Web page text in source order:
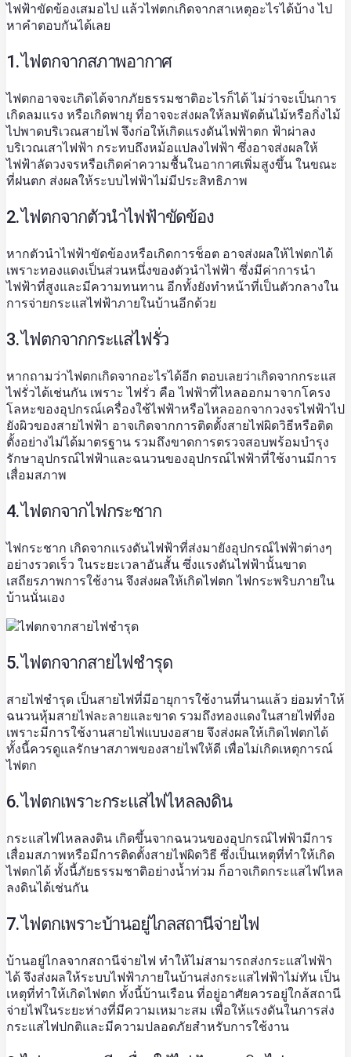
ไฟฟ้าขัดข้องเสมอไป แล้วไฟตกเกิดจากสาเหตุอะไรได้บ้าง ไป
หาคำตอบกันได้เลย
1. ไฟตกจากสภาพอากาศ
ไฟตกอาจจะเกิดได้จากภัยธรรมชาติอะไรก็ได้ ไม่ว่าจะเป็นการ
เกิดลมแรง หรือเกิดพายุ ที่อาจจะส่งผลให้ลมพัดต้นไม้หรือกิ่งไม้
ไปพาดบริเวณสายไฟ จึงก่อให้เกิดแรงดันไฟฟ้าตก ฟ้าผ่าลง
บริเวณเสาไฟฟ้า กระทบถึงหม้อแปลงไฟฟ้า ซึ่งอาจส่งผลให้
ไฟฟ้าลัดวงจรหรือเกิดค่าความชื้นในอากาศเพิ่มสูงขึ้น ในขณะ
ที่ฝนตก ส่งผลให้ระบบไฟฟ้าไม่มีประสิทธิภาพ
2. ไฟตกจากตัวนำไฟฟ้าขัดข้อง
หากตัวนำไฟฟ้าขัดข้องหรือเกิดการช็อต อาจส่งผลให้ไฟตกได้
เพราะทองแดงเป็นส่วนหนึ่งของตัวนำไฟฟ้า ซึ่งมีค่าการนำ
ไฟฟ้าที่สูงและมีความทนทาน อีกทั้งยังทำหน้าที่เป็นตัวกลางใน
การจ่ายกระแสไฟฟ้าภายในบ้านอีกด้วย
3. ไฟตกจากกระแสไฟรั่ว
หากถามว่าไฟตกเกิดจากอะไรได้อีก ตอบเลยว่าเกิดจากกระแส
ไฟรั่วได้เช่นกัน เพราะ ไฟรั่ว คือ ไฟฟ้าที่ไหลออกมาจากโครง
โลหะของอุปกรณ์เครื่องใช้ไฟฟ้าหรือไหลออกจากวงจรไฟฟ้าไป
ยังผิวของสายไฟฟ้า อาจเกิดจากการติดตั้งสายไฟผิดวิธีหรือติด
ตั้งอย่างไม่ได้มาตรฐาน รวมถึงขาดการตรวจสอบพร้อมบำรุง
รักษาอุปกรณ์ไฟฟ้าและฉนวนของอุปกรณ์ไฟฟ้าที่ใช้งานมีการ
เสื่อมสภาพ
4. ไฟตกจากไฟกระชาก
ไฟกระชาก เกิดจากแรงดันไฟฟ้าที่ส่งมายังอุปกรณ์ไฟฟ้าต่างๆ
อย่างรวดเร็ว ในระยะเวลาอันสั้น ซึ่งแรงดันไฟฟ้านั้นขาด
เสถียรภาพการใช้งาน จึงส่งผลให้เกิดไฟตก ไฟกระพริบภายใน
บ้านนั่นเอง
5. ไฟตกจากสายไฟชำรุด
สายไฟชำรุด เป็นสายไฟที่มีอายุการใช้งานที่นานแล้ว ย่อมทำให้
ฉนวนหุ้มสายไฟละลายและขาด รวมถึงทองแดงในสายไฟที่งอ
เพราะมีการใช้งานสายไฟแบบงอสาย จึงส่งผลให้เกิดไฟตกได้
ทั้งนี้ควรดูแลรักษาสภาพของสายไฟให้ดี เพื่อไม่เกิดเหตุการณ์
ไฟตก
6. ไฟตกเพราะกระแสไฟไหลลงดิน
กระแสไฟไหลลงดิน เกิดขึ้นจากฉนวนของอุปกรณ์ไฟฟ้ามีการ
เสื่อมสภาพหรือมีการติดตั้งสายไฟผิดวิธี ซึ่งเป็นเหตุที่ทำให้เกิด
ไฟตกได้ ทั้งนี้ภัยธรรมชาติอย่างน้ำท่วม ก็อาจเกิดกระแสไฟไหล
ลงดินได้เช่นกัน
7. ไฟตกเพราะบ้านอยู่ไกลสถานีจ่ายไฟ
บ้านอยู่ไกลจากสถานีจ่ายไฟ ทำให้ไม่สามารถส่งกระแสไฟฟ้า
ได้ จึงส่งผลให้ระบบไฟฟ้าภายในบ้านส่งกระแสไฟฟ้าไม่ทัน เป็น
เหตุที่ทำให้เกิดไฟตก ทั้งนี้บ้านเรือน ที่อยู่อาศัยควรอยู่ใกล้สถานี
จ่ายไฟในระยะห่างที่มีความเหมาะสม เพื่อให้แรงดันในการส่ง
กระแสไฟปกติและมีความปลอดภัยสำหรับการใช้งาน